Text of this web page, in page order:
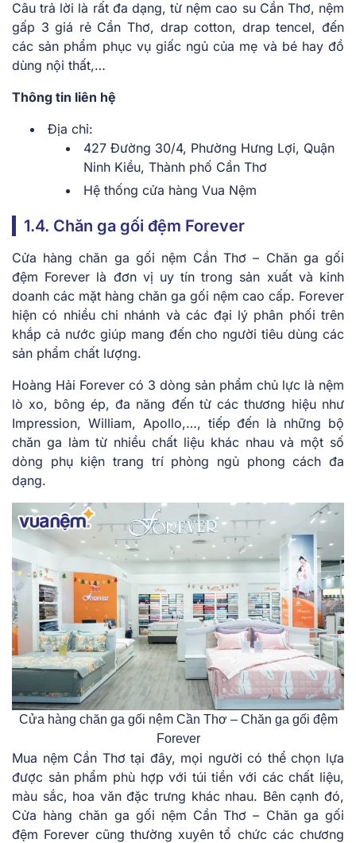
Câu trả lời là rất đa dạng, từ nệm cao su Cần Thơ, nệm
gấp 3 giá rẻ Cần Thơ, drap cotton, drap tencel, đến
các sản phẩm phục vụ giấc ngủ của mẹ và bé hay đồ
dùng nội thất,…
Thông tin liên hệ
Địa chỉ:
427 Đường 30/4, Phường Hưng Lợi, Quận
Ninh Kiều, Thành phố Cần Thơ
Hệ thống cửa hàng Vua Nệm
1.4. Chăn ga gối đệm Forever
Cửa hàng chăn ga gối nệm Cần Thơ – Chăn ga gối
đệm Forever là đơn vị uy tín trong sản xuất và kinh
doanh các mặt hàng chăn ga gối nệm cao cấp. Forever
hiện có nhiều chi nhánh và các đại lý phân phối trên
khắp cả nước giúp mang đến cho người tiêu dùng các
sản phẩm chất lượng.
Hoàng Hải Forever có 3 dòng sản phẩm chủ lực là nệm
lò xo, bông ép, đa năng đến từ các thương hiệu như
Impression, William, Apollo,…, tiếp đến là những bộ
chăn ga làm từ nhiều chất liệu khác nhau và một số
dòng phụ kiện trang trí phòng ngủ phong cách đa
dạng.
Cửa hàng chăn ga gối nệm Cần Thơ – Chăn ga gối đệm
Forever
Mua nệm Cần Thơ tại đây, mọi người có thể chọn lựa
được sản phẩm phù hợp với túi tiền với các chất liệu,
màu sắc, hoa văn đặc trưng khác nhau. Bên cạnh đó,
Cửa hàng chăn ga gối nệm Cần Thơ – Chăn ga gối
đệm Forever cũng thường xuyên tổ chức các chương